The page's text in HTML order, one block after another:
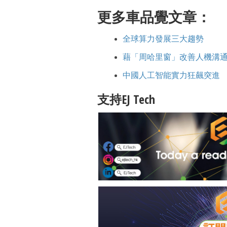
更多車品覺文章：
全球算力發展三大趨勢
藉「周哈里窗」改善人機溝
中國人工智能實力狂飆突進
支持EJ Tech